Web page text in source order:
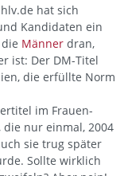
hat sich
Kandidaten ein
Männer dran,
ist: Der DM-Titel
die erfüllte Norm
im Frauen-
die nur einmal, 2004
sie trug später
Sollte wirklich